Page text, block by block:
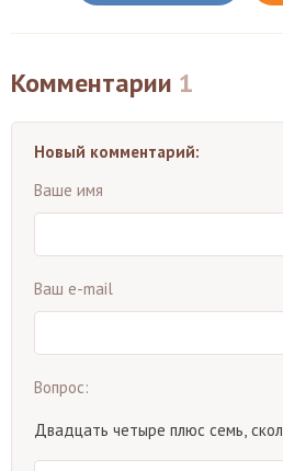
Комментарии 1
Новый комментарий:
Ваше имя
Ваш e-mail
Вопрос:
Двадцать четыре плюс семь,